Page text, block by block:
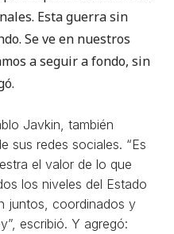
Esta guerra sin
Se ve en nuestros
a seguir a fondo, sin
Javkin, también
sus redes sociales. “Es
el valor de lo que
los niveles del Estado
juntos, coordinados y
escribió. Y agregó: